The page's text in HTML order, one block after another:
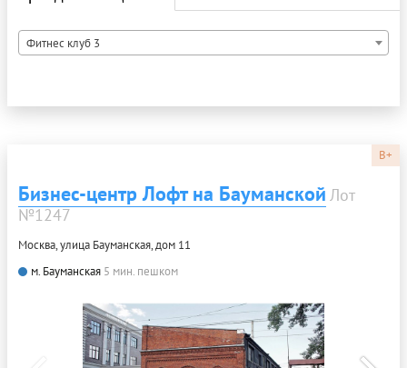
Фитнес клуб 3
B+
Бизнес-центр Лофт на Бауманской Лот
№1247
Москва, улица Бауманская, дом 11
м. Бауманская 5 мин. пешком